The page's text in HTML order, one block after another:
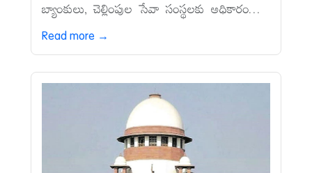
బ్యాంకులు, చెల్లింపుల సేవా సంస్థలకు అధికారం...
Read more →